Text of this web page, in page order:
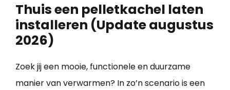
Thuis een pelletkachel laten
installeren (Update augustus
2026)
Zoek jij een mooie, functionele en duurzame
manier van verwarmen? In zo’n scenario is een